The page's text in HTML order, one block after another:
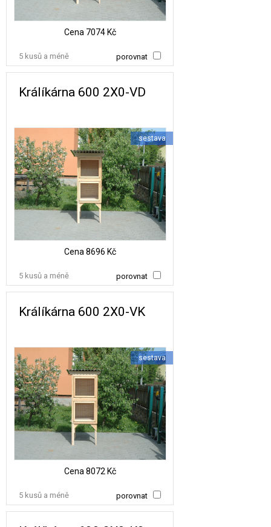
Cena 7074 Kč
porovnat
5 kusů a méně
Králíkárna 600 2X0-VD
sestava
Cena 8696 Kč
porovnat
5 kusů a méně
Králíkárna 600 2X0-VK
sestava
Cena 8072 Kč
porovnat
5 kusů a méně